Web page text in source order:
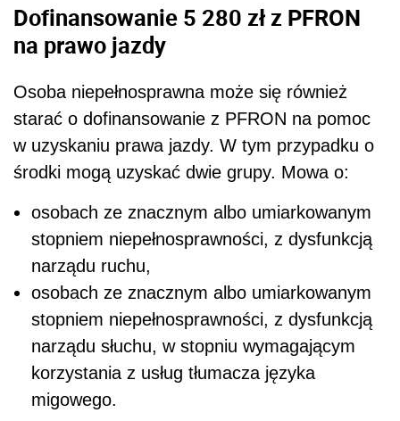
Dofinansowanie 5 280 zł z PFRON
na prawo jazdy
Osoba niepełnosprawna może się również
starać o dofinansowanie z PFRON na pomoc
w uzyskaniu prawa jazdy. W tym przypadku o
środki mogą uzyskać dwie grupy. Mowa o:
osobach ze znacznym albo umiarkowanym
stopniem niepełnosprawności, z dysfunkcją
narządu ruchu,
osobach ze znacznym albo umiarkowanym
stopniem niepełnosprawności, z dysfunkcją
narządu słuchu, w stopniu wymagającym
korzystania z usług tłumacza języka
migowego.